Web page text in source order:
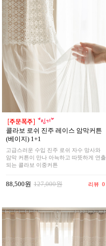
콜라보 로쉬 진주 레이스 암막커튼
(베이지) 1+1
고급스러운 수입 진주 로쉬 자수 망사와
암막 커튼이 만나 아늑하고 따뜻하게 연출
되는 콜라보 이중커튼
88,500원 127,000원 리뷰 0